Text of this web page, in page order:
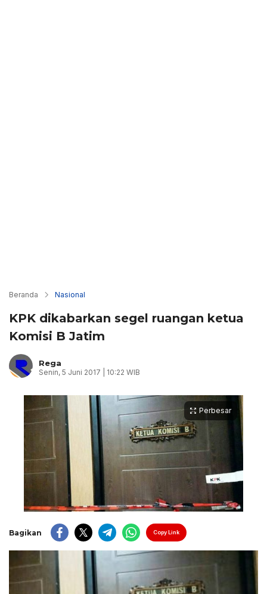
Beranda Nasional
KPK dikabarkan segel ruangan ketua
Komisi B Jatim
Rega
Senin, 5 Juni 2017 | 10:22 WIB
Perbesar
Bagikan Copy Link